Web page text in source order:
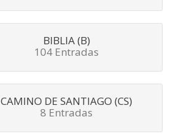
BIBLIA (B)
104 Entradas
CAMINO DE SANTIAGO (CS)
8 Entradas